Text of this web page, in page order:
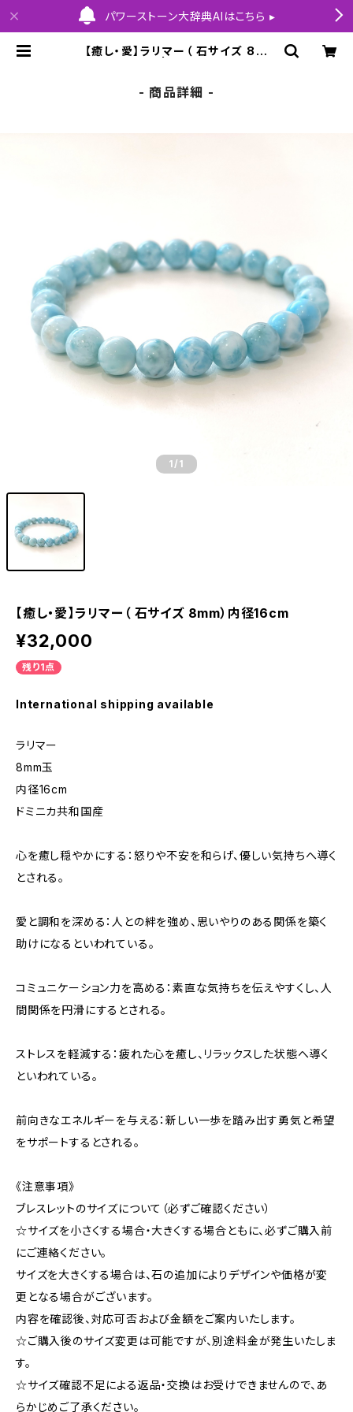
パワーストーン大辞典AIはこちら ▸
【癒し・愛】ラリマー（ 石サイズ 8m
- 商品詳細 -
1 /1
【癒し・愛】ラリマー（ 石サイズ 8mm）内径16cm
¥32,000
残り1点
International shipping available
ラリマー
8mm玉
内径16cm
ドミニカ共和国産
心を癒し穏やかにする：怒りや不安を和らげ、優しい気持ちへ導く
とされる。
愛と調和を深める：人との絆を強め、思いやりのある関係を築く
助けになるといわれている。
コミュニケーション力を高める：素直な気持ちを伝えやすくし、人
間関係を円滑にするとされる。
ストレスを軽減する：疲れた心を癒し、リラックスした状態へ導く
といわれている。
前向きなエネルギーを与える：新しい一歩を踏み出す勇気と希望
をサポートするとされる。
《注意事項》
ブレスレットのサイズについて（必ずご確認ください）
☆サイズを小さくする場合・大きくする場合ともに、必ずご購入前
にご連絡ください。
サイズを大きくする場合は、石の追加によりデザインや価格が変
更となる場合がございます。
内容を確認後、対応可否および金額をご案内いたします。
☆ご購入後のサイズ変更は可能ですが、別途料金が発生いたしま
す。
☆サイズ確認不足による返品・交換はお受けできませんので、あ
らかじめご了承ください。